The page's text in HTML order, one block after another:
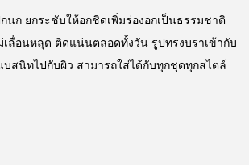
นก ยกระชับให้อกชิดเพิ่มร่องอกเป็นธรรมชาติ
เลื่อนหลุด ติดแน่นตลอดทั้งวัน รูปทรงบราเข้ากับ
บสนิทไปกับผิว สามารถใส่ได้กับทุกชุดทุกสไตล์